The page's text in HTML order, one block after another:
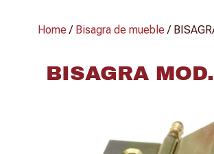
Home/ Bisagra de mueble/
BISAGRA